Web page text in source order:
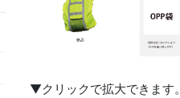
▼クリックで拡大できます。